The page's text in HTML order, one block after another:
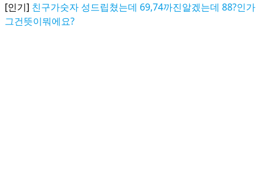
[인기] 친구가숫자 성드립쳤는데 69,74까진알겠는데 88?인가
그건뜻이뭐에요?